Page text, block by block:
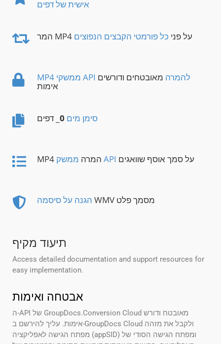
אישית של דפים
המר MP4 על פני כל פורמטי הקבצים הנפוצים
MP4 ממשקי API להמרה מאובטחים ודורשים
אימות
סימן מים 0 _ דפים
MP4 המרה ממשק API על סמך אוסף שוואגים
הגנה על סיסמה WMV מסמך פלט
תיעוד מקיף
Access detailed documentation and support resources for
easy implementation.
אבטחה ואימות
ה-API של GroupDocs.Conversion Cloud מאובטח ודורש
אימות. עליך להירשם ב-GroupDocs Cloud ולקבל את מזהה
מפתח הגישה לאפליקציה (appSID) ומפתח הגישה הסודי של